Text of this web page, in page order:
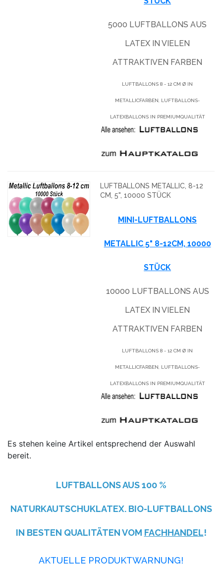
5000 LUFTBALLONS AUS
LATEX IN VIELEN
ATTRAKTIVEN FARBEN
LUFTBALLONS 8 - 12 CM Ø IN
METALLICFARBEN, LUFTBALLONS-
LATEXBALLONS IN PREMIUMQUALITÄT
LUFTBALLONS METALLIC, 8-12
CM, 5", 10000 STÜCK
MINI-LUFTBALLONS
METALLIC 5" 8-12CM, 10000
STÜCK
10000 LUFTBALLONS AUS
LATEX IN VIELEN
ATTRAKTIVEN FARBEN
LUFTBALLONS 8 - 12 CM Ø IN
METALLICFARBEN, LUFTBALLONS-
LATEXBALLONS IN PREMIUMQUALITÄT
Es stehen keine Artikel entsprechend der Auswahl
bereit.
LUFTBALLONS AUS100 %
NATURKAUTSCHUKLATEX. BIO-LUFTBALLONS
IN BESTEN QUALITÄTEN VOM FACHHANDEL!
AKTUELLE PRODUKTWARNUNG!